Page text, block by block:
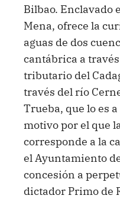
Bilbao. Enclavado
Mena, ofrece la
aguas de dos
cantábrica a
tributario del
través del río
Trueba, que lo es
motivo por el que
corresponde a la
el Ayuntamiento
concesión a
dictador Primo de